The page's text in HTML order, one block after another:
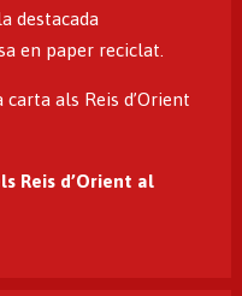
destacada
en paper reciclat.
als Reis d’Orient
Reis d’Orient al